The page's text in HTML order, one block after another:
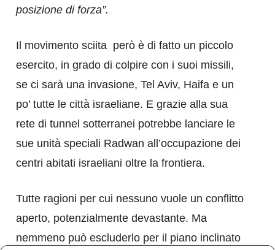
posizione di forza”.
Il movimento sciita però è di fatto un piccolo
esercito, in grado di colpire con i suoi missili,
se ci sarà una invasione, Tel Aviv, Haifa e un
po’ tutte le città israeliane. E grazie alla sua
rete di tunnel sotterranei potrebbe lanciare le
sue unità speciali Radwan all’occupazione dei
centri abitati israeliani oltre la frontiera.
Tutte ragioni per cui nessuno vuole un conflitto
aperto, potenzialmente devastante. Ma
nemmeno può escluderlo per il piano inclinato